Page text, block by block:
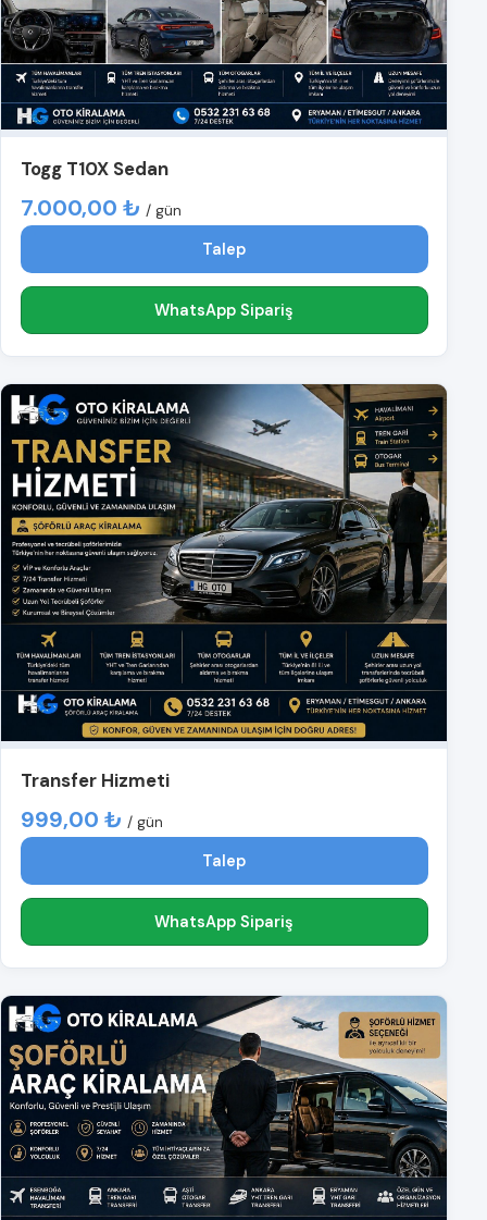
Togg T10X Sedan
7.000,00 ₺ / gün
Talep
WhatsApp Sipariş
Transfer Hizmeti
999,00 ₺ / gün
Talep
WhatsApp Sipariş